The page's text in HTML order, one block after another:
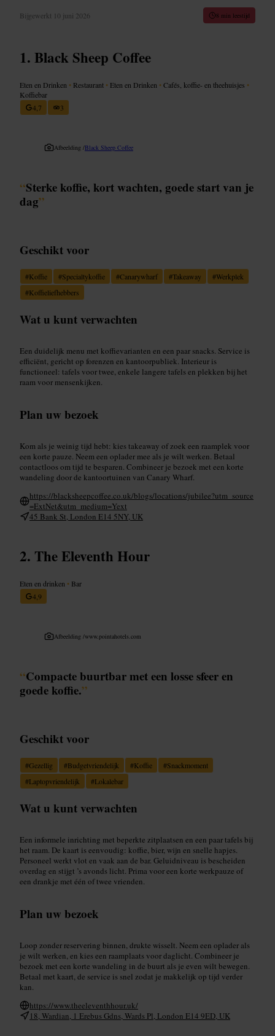
Bijgewerkt 10 juni 2026 8 min leestijd
Black Sheep Coffee
Eten en Drinken • Restaurant • Eten en Drinken •Cafés, koffie- en theehuisjes •
Koffiebar
4,7
3
Afbeelding /Black Sheep Coffee
“Sterke koffie, kort wachten, goede start van je
dag”
Geschikt voor
#Koffie #Specialtykoffie #Canarywharf #Takeaway #Werkplek
#Koffieliefhebbers
Wat u kunt verwachten
Een duidelijk menu met koffievarianten en een paar snacks. Service is
efficiënt, gericht op forenzen en kantoorpubliek. Interieur is
functioneel: tafels voor twee, enkele langere tafels en plekken bij het
raam voor mensenkijken.
Plan uw bezoek
Kom als je weinig tijd hebt: kies takeaway of zoek een raamplek voor
een korte pauze. Neem een oplader mee als je wilt werken. Betaal
contactloos om tijd te besparen. Combineer je bezoek met een korte
wandeling door de kantoortuinen van Canary Wharf.
https://blacksheepcoffee.co.uk/blogs/locations/jubilee?utm_source
=ExtNet&utm_medium=Yext
45 Bank St, London E14 5NY, UK
The Eleventh Hour
Eten en drinken • Bar
4,9
Afbeelding /www.pointahotels.com
“Compacte buurtbar met een losse sfeer en
goede koffie.”
Geschikt voor
#Gezellig #Budgetvriendelijk #Koffie #Snackmoment
#Laptopvriendelijk #Lokalebar
Wat u kunt verwachten
Een informele inrichting met beperkte zitplaatsen en een paar tafels bij
het raam. De kaart is eenvoudig: koffie, bier, wijn en snelle hapjes.
Personeel werkt vlot en vaak aan de bar. Geluidniveau is bescheiden
overdag en stijgt ’s avonds licht. Prima voor een korte werkpauze of
een drankje met één of twee vrienden.
Plan uw bezoek
Loop zonder reservering binnen, drukte wisselt. Neem een oplader als
je wilt werken, en kies een raamplaats voor daglicht. Combineer je
bezoek met een korte wandeling in de buurt als je even wilt bewegen.
Betaal met kaart, de service is snel zodat je makkelijk op tijd verder
kan.
https://www.theeleventhhour.uk/
18, Wardian, 1 Erebus Gdns, Wards Pl, London E14 9ED, UK